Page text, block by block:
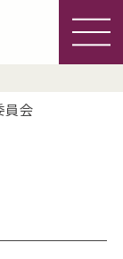
員会